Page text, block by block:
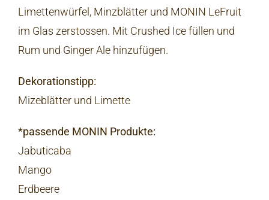
Limettenwürfel, Minzblätter und MONIN LeFruit
im Glas zerstossen. Mit Crushed Ice füllen und
Rum und Ginger Ale hinzufügen.
Dekorationstipp:
Mizeblätter und Limette
*passende MONIN Produkte:
Jabuticaba
Mango
Erdbeere